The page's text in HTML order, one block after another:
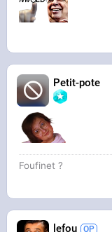
Petit-pote
Foufinet ?
lefou